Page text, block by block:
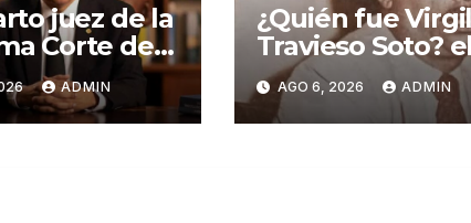
juez de la
Corte de
declina a
por el
ADMIN
¿Quién fue
Travieso Soto?
padre del
baloncesto
dominicano
AGO 6, 2026 ADMIN